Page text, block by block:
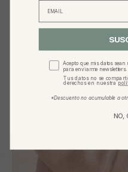
Acepto que mis datos sean
para enviarme newsletters.
Tus datos no se
derechos en nuestra
*Descuento no acumulable a
NO,